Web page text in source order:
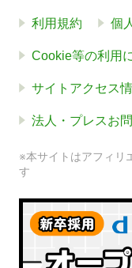
利用規約 個
Cookie等の利用
サイトアクセス
法人・プレスお
※本サイトはアフィリ
す